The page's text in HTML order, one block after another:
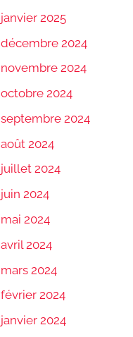
janvier 2025
décembre 2024
novembre 2024
octobre 2024
septembre 2024
août 2024
juillet 2024
juin 2024
mai 2024
avril 2024
mars 2024
février 2024
janvier 2024